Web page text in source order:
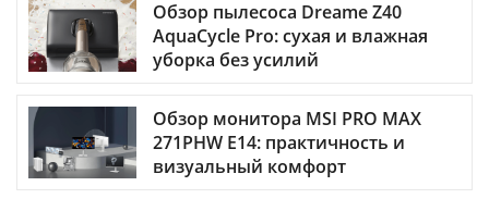
Обзор пылесоса Dreame Z40
AquaCycle Pro: сухая и влажная
уборка без усилий
Обзор монитора MSI PRO MAX
271PHW E14: практичность и
визуальный комфорт